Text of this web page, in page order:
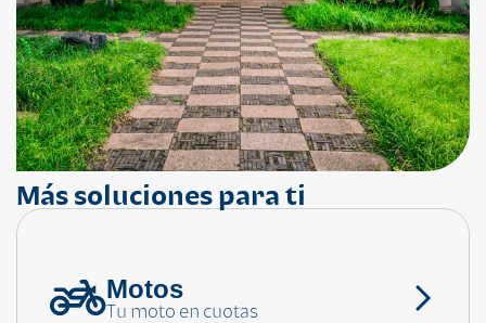
¿Necesitas ayuda?
Más soluciones para ti
Motos
Tu moto en cuotas